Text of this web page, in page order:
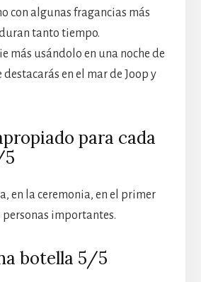
con algunas fragancias más
tanto tiempo.
más usándolo en una noche de
en el mar de Joop y
para cada
5
en la ceremonia, en el primer
personas importantes.
botella 5/5